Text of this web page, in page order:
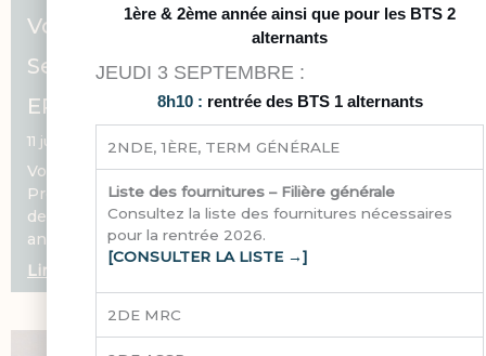
Voyage scolaire à Barcelone pour les
Seconde Professionnelle et les CAP
EPC 1ère année
11 juin 2025
Voyage scolaire à Barcelone pour les 2nde
Professionnelle et les CAP EPC 1ère année Les élèves
de Secondes Professionnelles et de CAP EPC 1ère
année sont partis en voyage scolaire
Lire la suite
1ère & 2ème année ainsi que pour les BTS 2
alternants
JEUDI 3 SEPTEMBRE :
8h10 : rentrée des BTS 1 alternants
2NDE, 1ÈRE, TERM GÉNÉRALE
Liste des fournitures – Filière générale
Consultez la liste des fournitures nécessaires
pour la rentrée 2026.
[CONSULTER LA LISTE →]
2DE MRC